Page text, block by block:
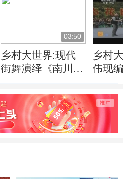
03:50
乡村大世界:现代
街舞演绎《南川方
20150411)
乡村
伟现